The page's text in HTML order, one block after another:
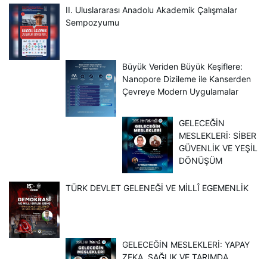
II. Uluslararası Anadolu Akademik Çalışmalar
Sempozyumu
Büyük Veriden Büyük Keşiflere:
Nanopore Dizileme ile Kanserden
Çevreye Modern Uygulamalar
GELECEĞİN
MESLEKLERİ: SİBER
GÜVENLİK VE YEŞİL
DÖNÜŞÜM
TÜRK DEVLET GELENEĞİ VE MİLLÎ EGEMENLİK
GELECEĞİN MESLEKLERİ: YAPAY
ZEKA, SAĞLIK VE TARIMDA